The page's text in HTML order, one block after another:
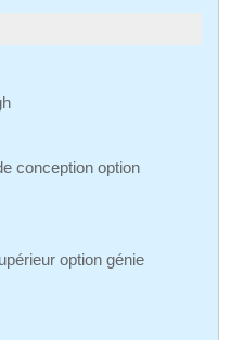
conception option
option génie